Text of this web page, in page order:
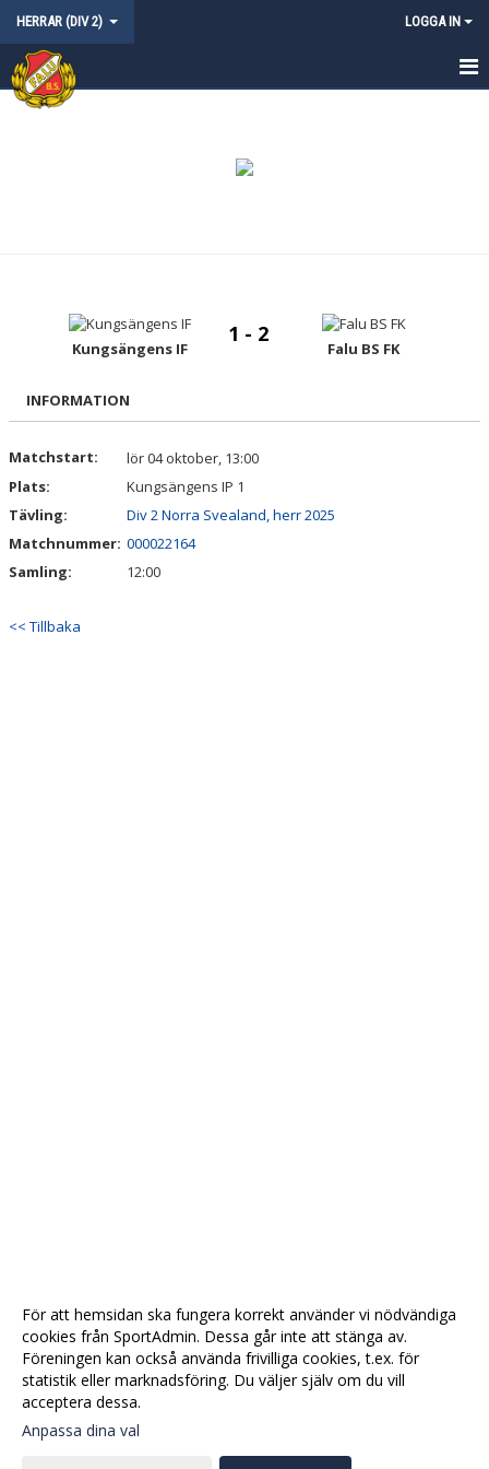
HERRAR (DIV 2) LOGGA IN
HEM
BILDGALLERIKungsängens IF
1 - 2
Falu BS FK
INFORMATION
Matchstart:
lör 04 oktober, 13:00
Plats:
Kungsängens IP 1
Tävling:
Div 2 Norra Svealand, herr 2025
Matchnummer: 000022164
Samling:
12:00
<< Tillbaka
För att hemsidan ska fungera korrekt använder vi nödvändiga
cookies från SportAdmin. Dessa går inte att stänga av.
Föreningen kan också använda frivilliga cookies, t.ex. för
statistik eller marknadsföring. Du väljer själv om du vill
acceptera dessa.
Anpassa dina val